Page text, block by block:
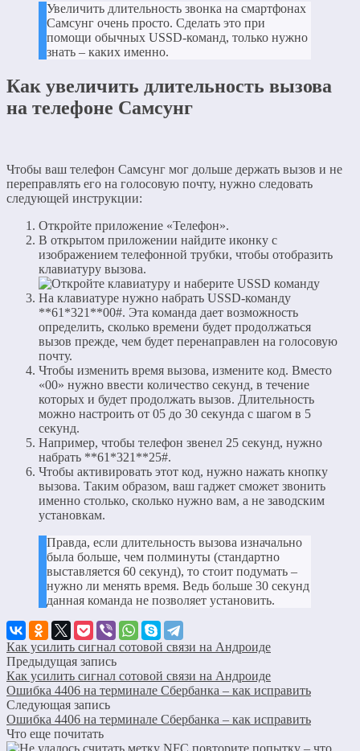
Увеличить длительность звонка на смартфонах
Самсунг очень просто. Сделать это при
помощи обычных USSD-команд, только нужно
знать – каких именно.
Как увеличить длительность вызова
на телефоне Самсунг
Чтобы ваш телефон Самсунг мог дольше держать вызов и не
переправлять его на голосовую почту, нужно следовать
следующей инструкции:
Откройте приложение «Телефон».
В открытом приложении найдите иконку с
изображением телефонной трубки, чтобы отобразить
клавиатуру вызова.
На клавиатуре нужно набрать USSD-команду
**61*321**00#. Эта команда дает возможность
определить, сколько времени будет продолжаться
вызов прежде, чем будет перенаправлен на голосовую
почту.
Чтобы изменить время вызова, измените код. Вместо
«00» нужно ввести количество секунд, в течение
которых и будет продолжать вызов. Длительность
можно настроить от 05 до 30 секунда с шагом в 5
секунд.
Например, чтобы телефон звенел 25 секунд, нужно
набрать **61*321**25#.
Чтобы активировать этот код, нужно нажать кнопку
вызова. Таким образом, ваш гаджет сможет звонить
именно столько, сколько нужно вам, а не заводским
установкам.
Правда, если длительность вызова изначально
была больше, чем полминуты (стандартно
выставляется 60 секунд), то стоит подумать –
нужно ли менять время. Ведь больше 30 секунд
данная команда не позволяет установить.
Как усилить сигнал сотовой связи на Андроиде
Предыдущая запись
Как усилить сигнал сотовой связи на Андроиде
Ошибка 4406 на терминале Сбербанка – как исправить
Следующая запись
Ошибка 4406 на терминале Сбербанка – как исправить
Что еще почитать